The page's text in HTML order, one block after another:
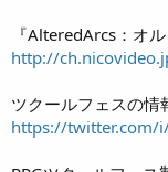
『AlteredArcs：オ
http://
ツクールフェスの
https://twitter.com/